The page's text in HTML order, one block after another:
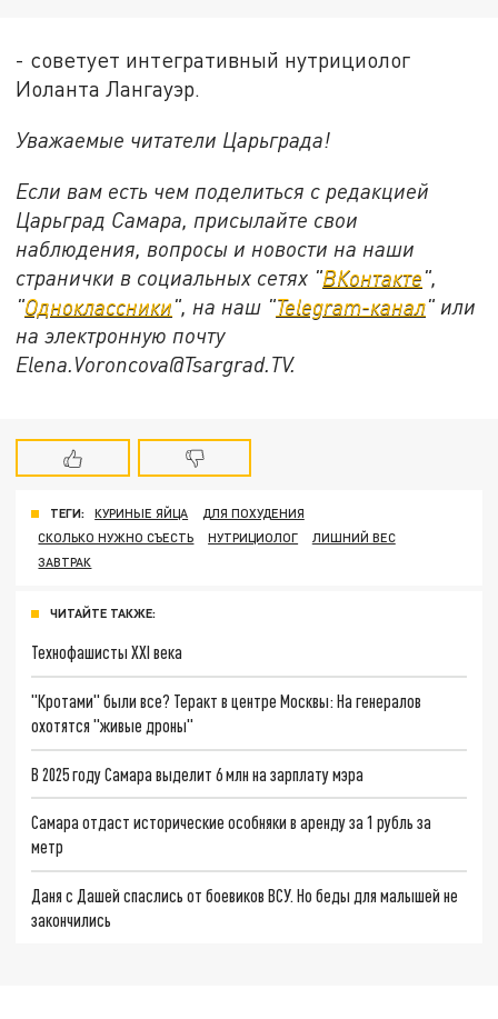
- советует интегративный нутрициолог
Иоланта Лангауэр.
Уважаемые читатели Царьграда!
Если вам есть чем поделиться с редакцией
Царьград Самара, присылайте свои
наблюдения, вопросы и новости на наши
странички в социальных сетях "ВКонтакте",
"Одноклассники", на наш "Telegram-канал" или
на электронную почту
Elena.Voroncova@Tsargrad.TV.
ТЕГИ: КУРИНЫЕ ЯЙЦА
ДЛЯ ПОХУДЕНИЯ
СКОЛЬКО НУЖНО СЪЕСТЬ
НУТРИЦИОЛОГ
ЛИШНИЙ ВЕС
ЗАВТРАК
ЧИТАЙТЕ ТАКЖЕ:
Технофашисты XXI века
"Кротами" были все? Теракт в центре Москвы: На генералов
охотятся "живые дроны"
В 2025 году Самара выделит 6 млн на зарплату мэра
Самара отдаст исторические особняки в аренду за 1 рубль за
метр
Даня с Дашей спаслись от боевиков ВСУ. Но беды для малышей не
закончились